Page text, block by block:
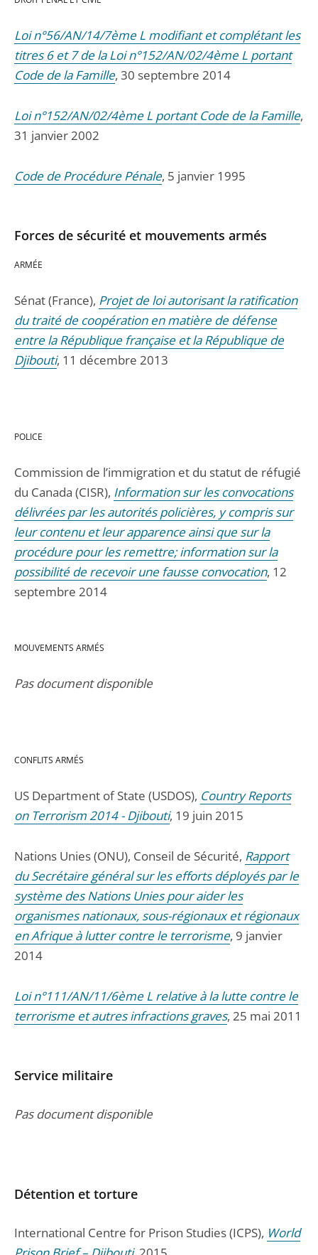
Loi n°56/AN/14/7ème L modifiant et complétant les
titres 6 et 7 de la Loi n°152/AN/02/4ème L portant
Code de la Famille, 30 septembre 2014
Loi n°152/AN/02/4ème L portant Code de la Famille,
31 janvier 2002
Code de Procédure Pénale, 5 janvier 1995
Forces de sécurité et mouvements armés
ARMÉE
Sénat (France), Projet de loi autorisant la ratification
du traité de coopération en matière de défense
entre la République française et la République de
Djibouti, 11 décembre 2013
POLICE
Commission de l’immigration et du statut de réfugié
du Canada (CISR), Information sur les convocations
délivrées par les autorités policières, y compris sur
leur contenu et leur apparence ainsi que sur la
procédure pour les remettre; information sur la
possibilité de recevoir une fausse convocation, 12
septembre 2014
MOUVEMENTS ARMÉS
Pas document disponible
CONFLITS ARMÉS
US Department of State (USDOS), Country Reports
on Terrorism 2014 - Djibouti, 19 juin 2015
Nations Unies (ONU), Conseil de Sécurité, Rapport
du Secrétaire général sur les efforts déployés par le
système des Nations Unies pour aider les
organismes nationaux, sous-régionaux et régionaux
en Afrique à lutter contre le terrorisme, 9 janvier
2014
Loi n°111/AN/11/6ème L relative à la lutte contre le
terrorisme et autres infractions graves, 25 mai 2011
Service militaire
Pas document disponible
Détention et torture
International Centre for Prison Studies (ICPS), World